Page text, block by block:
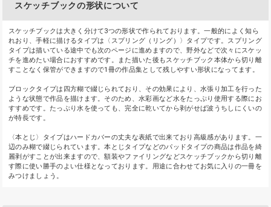
スケッチブックの形状について
スケッチブックは大きく分けて3つの形状で作られております。一般的によく知ら
れおり、手軽に描けるタイプは〈スプリング（リング）〉タイプです。スプリング
タイプは描いている途中でも次のページに進めますので、野外などで次々にスケッ
チを進めたい場合におすすめです。また描いた後もスケッチブック本体から切り離
すことなく保管ができますので1冊の作品集として残しやすい形状になってます。
ブロックタイプは四方糊で綴じられており、その効果により、水張り加工を行った
ような状態で作品を描けます。そのため、水彩画など水をたっぷり使用する際にお
すすめです。たっぷり水を使っても、完全に乾いてから剥がせば波うちしにくいの
が特長です。
〈本とじ〉タイプはハードカバーの丈夫な表紙で出来ており高級感があります。一
辺のみ糊で綴じられています。本とじタイプなどのパッドタイプの商品は作品を綺
麗剥がすことが出来ますので、額装やファイリングなどスケッチブックから切り離
す際に使い勝手のよい仕様となっております。用途に合わせてお気に入りの一冊を
みつけましょう。